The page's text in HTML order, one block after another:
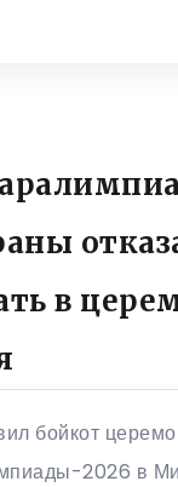
в
бойкот
2026 в